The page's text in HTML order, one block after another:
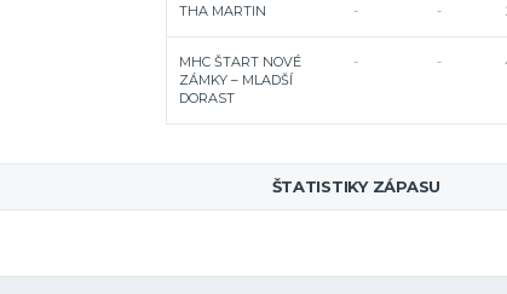
THA MARTIN - -
MHC ŠTART NOVÉ
ZÁMKY – MLADŠÍ
DORAST
- -
ŠTATISTIKY ZÁPASU